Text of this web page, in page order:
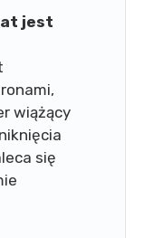
jest
wiążący
się